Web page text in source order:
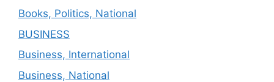
Books, Politics, National
BUSINESS
Business, International
Business, National